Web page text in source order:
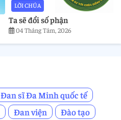
LỜI CHÚA
Ta sẽ đổi số phận
04 Tháng Tám, 2026
Đan sĩ Đa Minh quốc tế
Đan viện
Đào tạo